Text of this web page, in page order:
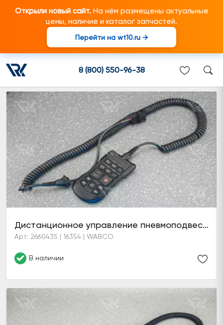
Открыли новый сайт.На нём размещены актуальные
цены, наличие и каталог запчастей.
Перейти на wt10.ru →
8 (800) 550-96-38
Жгут проводов пневматической
подвески
Дистанционное управление пневмоподвеской
Арт: 2660435 | 16354 | WABCO
В наличии